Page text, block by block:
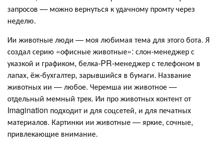
запросов — можно вернуться к удачному промту через
неделю.
Ии животные люди — моя любимая тема для этого бота. Я
создал серию «офисные животные»: слон-менеджер с
указкой и графиком, белка-PR-менеджер с телефоном в
лапах, ёж-бухгалтер, зарывшийся в бумаги. Название
животных ии — любое. Черемша ии животное —
отдельный мемный трек. Ии про животных контент от
Imagination подходит и для соцсетей, и для печатных
материалов. Картинки ии животные — яркие, сочные,
привлекающие внимание.